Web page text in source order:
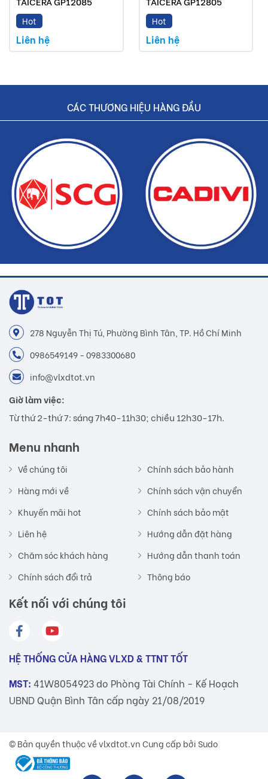
Hot
Liên hệ
Hot
Liên hệ
CÁC THƯƠNG HIỆU HÀNG ĐẦU
278 Nguyễn Thị Tú, Phường Bình Tân, TP. Hồ Chí Minh
0986549149 - 0983300680
info@vlxdtot.vn
Giờ làm việc:
Từ thứ 2-thứ 7: sáng 7h40-11h30; chiều 12h30-17h.
Menu nhanh
Về chúng tôi
Hàng mới về
Khuyến mãi hot
Liên hệ
Chăm sóc khách hàng
Chính sách đổi trả
Chính sách bảo hành
Chính sách vận chuyển
Chính sách bảo mật
Hướng dẫn đặt hàng
Hướng dẫn thanh toán
Thông báo
Kết nối với chúng tôi
HỆ THỐNG CỬA HÀNG VLXD & TTNT TỐT
MST: 41W8054923 do Phòng Tài Chính - Kế Hoạch
UBND Quận Bình Tân cấp ngày 21/08/2019
© Bản quyền thuộc vềvlxdtot.vnCung cấp bởi Sudo